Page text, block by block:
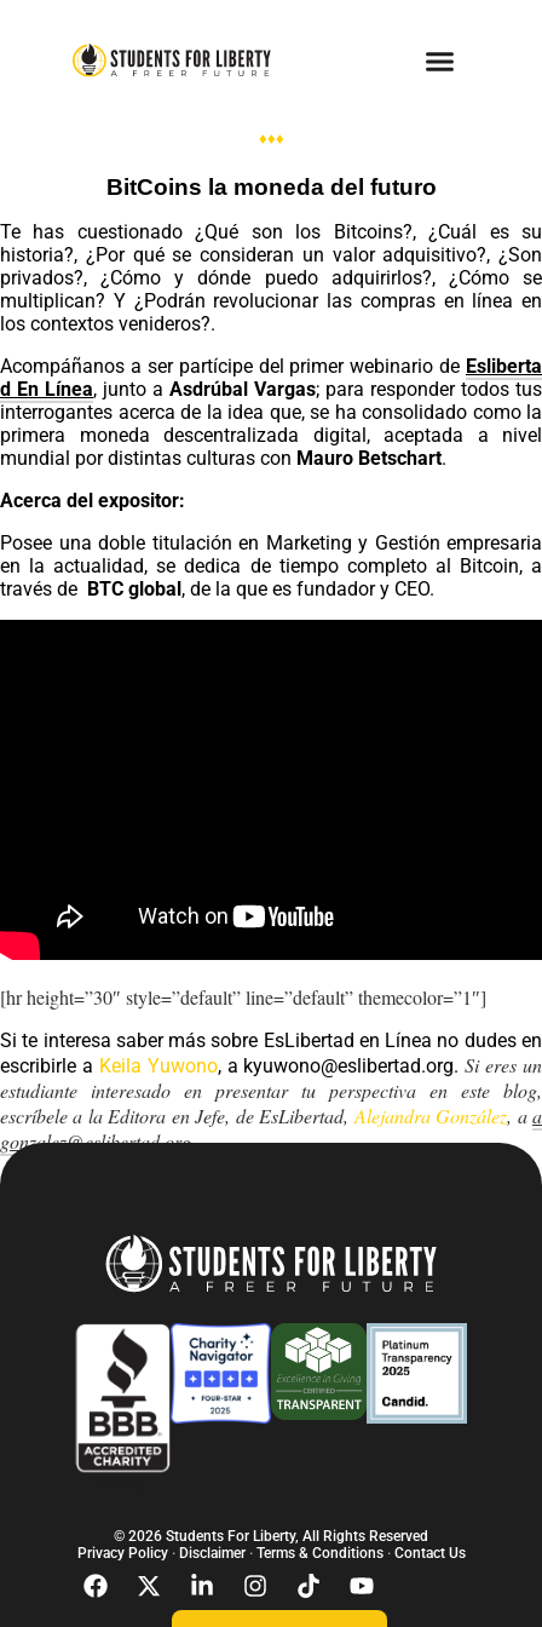
Presenta
♦♦♦
BitCoins la moneda del futuro
Te has cuestionado ¿Qué son los Bitcoins?, ¿Cuál es su
historia?, ¿Por qué se consideran un valor adquisitivo?, ¿Son
privados?, ¿Cómo y dónde puedo adquirirlos?, ¿Cómo se
multiplican? Y ¿Podrán revolucionar las compras en línea en
los contextos venideros?.
Acompáñanos a ser partícipe del primer webinario de Esliberta
d En Línea, junto a Asdrúbal Vargas; para responder todos tus
interrogantes acerca de la idea que, se ha consolidado como la
primera moneda descentralizada digital, aceptada a nivel
mundial por distintas culturas con Mauro Betschart.
Acerca del expositor:
Posee una doble titulación en Marketing y Gestión empresaria
en la actualidad, se dedica de tiempo completo al Bitcoin, a
través de BTC global , de la que es fundador y CEO.
[hr height=”30″ style=”default” line=”default” themecolor=”1″]
Si te interesa saber más sobre EsLibertad en Línea no dudes en
escribirle a Keila Yuwono, a kyuwono@eslibertad.org.Si eres un
estudiante interesado en presentar tu perspectiva en este blog,
escríbele a la Editora en Jefe, de EsLibertad, Alejandra González, aa
gonzalez@eslibertad.org
© 2026 Students For Liberty, All Rights Reserved
Privacy Policy· Disclaimer· Terms & Conditions· Contact Us